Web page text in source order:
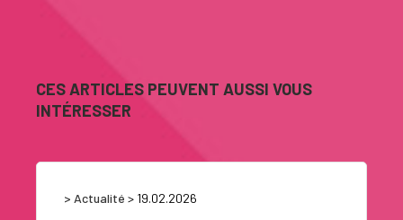
CES ARTICLES PEUVENT AUSSI VOUS
INTÉRESSER
> Actualité > 19.02.2026